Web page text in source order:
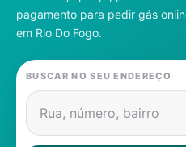
Cadastre-se
Gás
Contatos
pagamento para pedir gás
em Rio Do Fogo.
BUSCAR NO SEU ENDEREÇO
Rua, número, bairro